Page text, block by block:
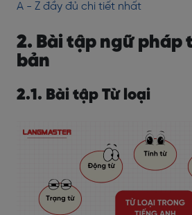
A - Z đầy đủ chi tiết nhất
2. Bài tập ngữ pháp
bản
2.1. Bài tập Từ loại